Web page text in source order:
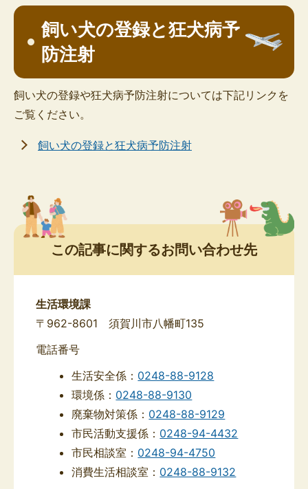
飼い犬の登録と狂犬病予
防注射
飼い犬の登録や狂犬病予防注射については下記リンクを
ご覧ください。
飼い犬の登録と狂犬病予防注射
この記事に関するお問い合わせ先
生活環境課
〒962-8601 須賀川市八幡町135
電話番号
生活安全係： 0248-88-9128
環境係： 0248-88-9130
廃棄物対策係： 0248-88-9129
市民活動支援係： 0248-94-4432
市民相談室： 0248-94-4750
消費生活相談室： 0248-88-9132